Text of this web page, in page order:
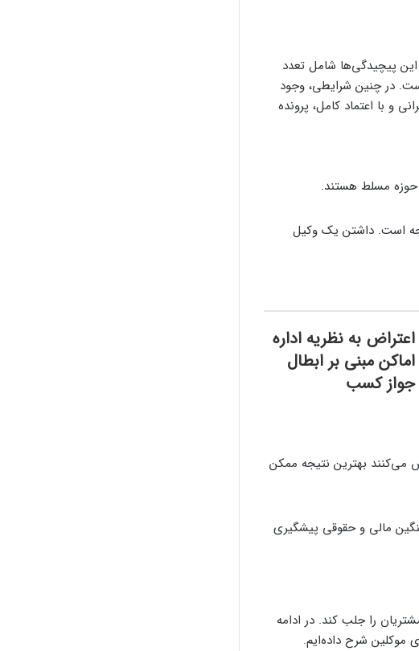
این پیچیدگی‌ها شامل تعدد
در چنین شرایطی، وجود
و با اعتماد کامل، پرونده
حوزه مسلط هستند.
است. داشتن یک وکیل
اعتراض به نظريه اداره
اماكن مبنی بر ابطال
جواز كسب
می‌کنند بهترین نتیجه ممکن
مالی و حقوقی پیشگیری
را جلب کند. در ادامه
موکلین شرح داده‌ایم.